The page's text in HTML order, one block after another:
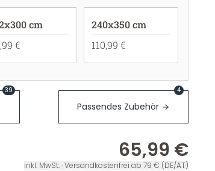
cm
€
240x350 cm
110,99 €
39
Passendes Zubehör
4
65,99 €
inkl. MwSt. · Versandkostenfrei ab 79 € (DE/AT)